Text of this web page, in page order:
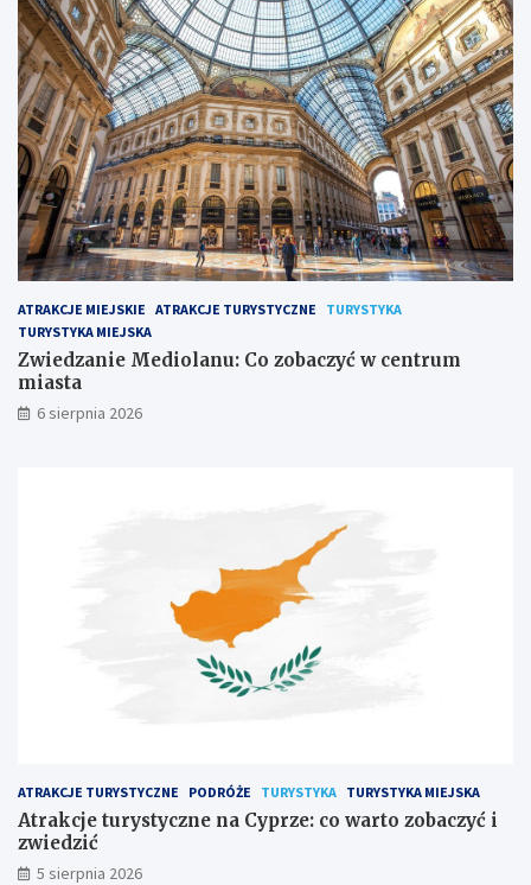
ATRAKCJE MIEJSKIE ATRAKCJE TURYSTYCZNE
TURYSTYKA
TURYSTYKA MIEJSKA
Zwiedzanie Mediolanu: Co zobaczyć w centrum
miasta
6 sierpnia 2026
ATRAKCJE TURYSTYCZNE PODRÓŻE TURYSTYKA TURYSTYKA MIEJSKA
Atrakcje turystyczne na Cyprze: co warto zobaczyć i
zwiedzić
5 sierpnia 2026